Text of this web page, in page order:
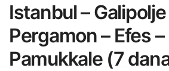
Istanbul – Galipolje
Pergamon – Efes –
Pamukkale (7